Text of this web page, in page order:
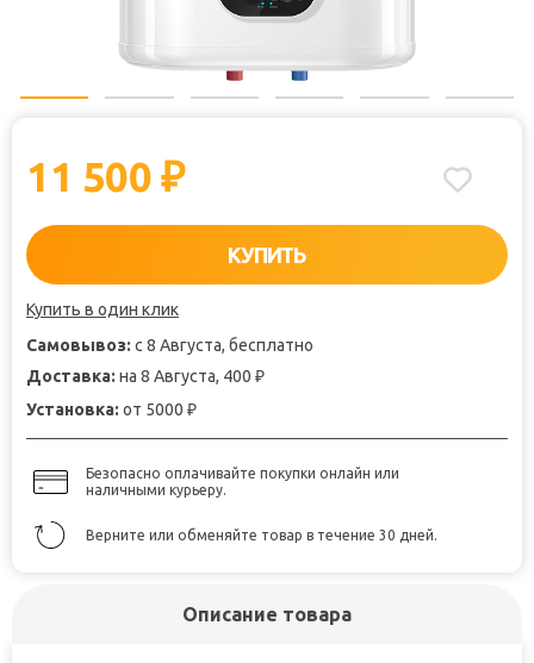
11 500 ₽
КУПИТЬ
Купить в один клик
Самовывоз: с 8 Августа, бесплатно
Доставка: на 8 Августа, 400 ₽
Установка: от 5000 ₽
Безопасно оплачивайте покупки онлайн или
наличными курьеру.
Верните или обменяйте товар в течение 30 дней.
Описание товара